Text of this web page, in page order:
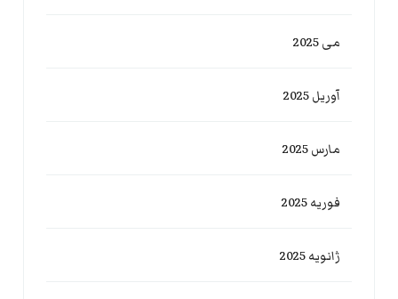
می 2025
آوریل 2025
مارس 2025
فوریه 2025
ژانویه 2025